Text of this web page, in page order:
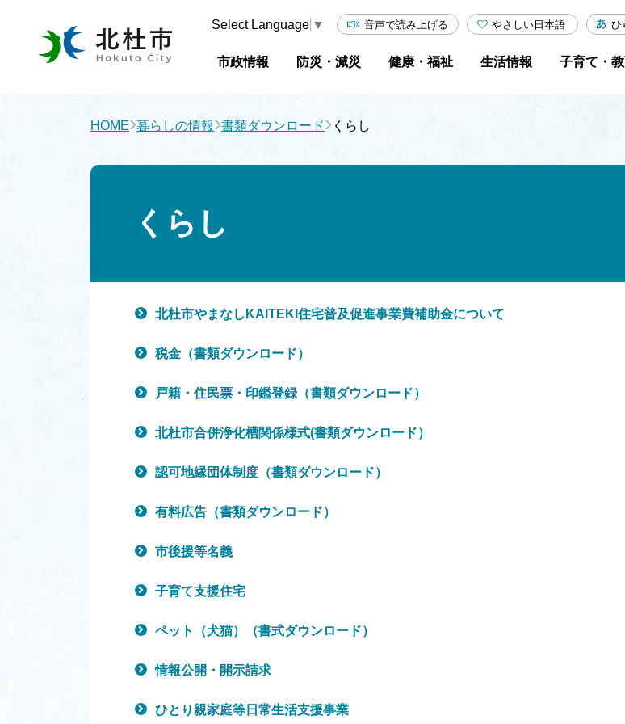
Select Language ▼ 音声で読み上げる やさしい日本語 ひ
市政情報 防災・減災 健康・福祉 生活情報 子育て・
HOME›暮らしの情報›書類ダウンロード› くらし
くらし
北杜市やまなしKAITEKI住宅普及促進事業費補助金について
税金（書類ダウンロード）
戸籍・住民票・印鑑登録（書類ダウンロード）
北杜市合併浄化槽関係様式(書類ダウンロード）
認可地縁団体制度（書類ダウンロード）
有料広告（書類ダウンロード）
市後援等名義
子育て支援住宅
ペット（犬猫）（書式ダウンロード）
情報公開・開示請求
ひとり親家庭等日常生活支援事業